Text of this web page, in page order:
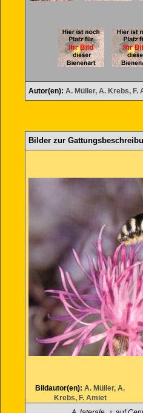
Autor(en): A. Müller, A. Krebs, F.
Bilder zur
Bildautor(en):A. Müller, A.
Krebs, F. Amiet